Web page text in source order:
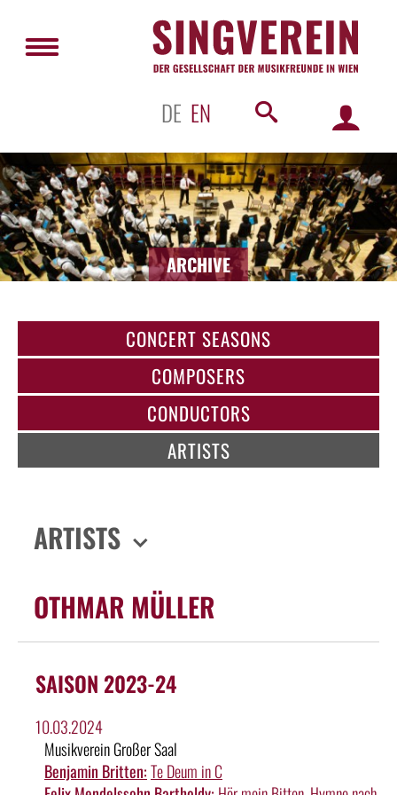
DE EN
ARCHIVE
CONCERT SEASONS
COMPOSERS
CONDUCTORS
ARTISTS
ARTISTS
OTHMAR MÜLLER
SAISON 2023-24
10.03.2024
Musikverein Großer Saal
Benjamin Britten:Te Deum in C